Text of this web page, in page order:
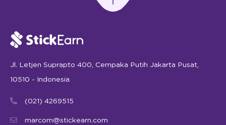
Jl. Letjen Suprapto 400, Cempaka Putih Jakarta Pusat,
10510 - Indonesia
(021) 4269515
marcom@stickearn.com